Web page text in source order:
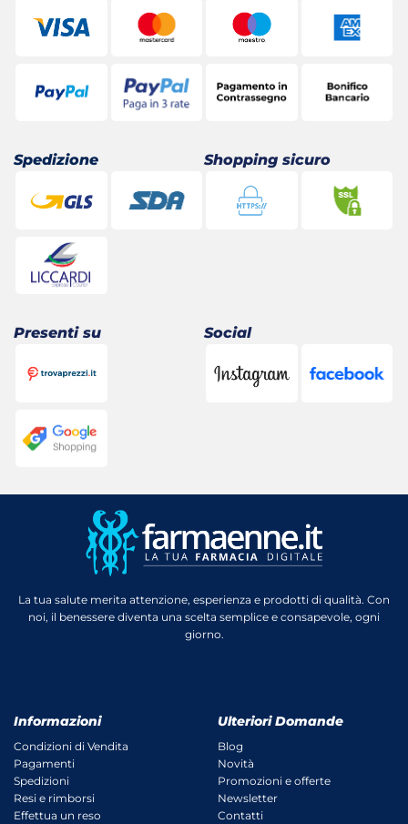
Spedizione Shopping sicuro
Presenti su Social
La tua salute merita attenzione, esperienza e prodotti di qualità. Con
noi, il benessere diventa una scelta semplice e consapevole, ogni
giorno.
Informazioni
Condizioni di Vendita
Pagamenti
Spedizioni
Resi e rimborsi
Effettua un reso
Ulteriori Domande
Blog
Novità
Promozioni e offerte
Newsletter
Contatti